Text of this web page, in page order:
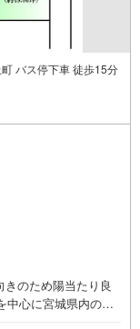
バス停下車 徒歩15分
のため陽当たり良
中心に宮城県内の多